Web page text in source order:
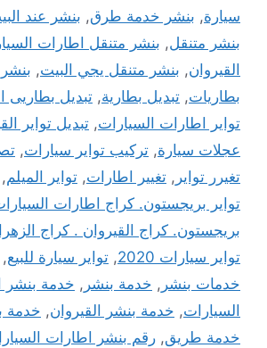
سيارة, بنشر خدمة طرق, بنشر عند
بنشر متنقل, بنشر متنقل اطارات
القيروان, بنشر متنقل يجي البيت,
بطاريات, تبديل بطارية, تبديل بطاريى
تواير اطارات السيارات, تبديل تواير
عجلات سيارة, تركيب تواير سيارات,
تغيرر تواير , تغيير اطارات, تواير الميلم,
تواير بريجستون. كراج اطارات
بريجستون. كراج القيروان . كراج
تواير سيارات 2020
, تواير سيارة للبيع,
خدمات بنشر , خدمة بنشر , خدمة بنشر
السيارات, خدمة بنشر القيروان, خدمة
خدمة طريق, رقم بنشر اطارات